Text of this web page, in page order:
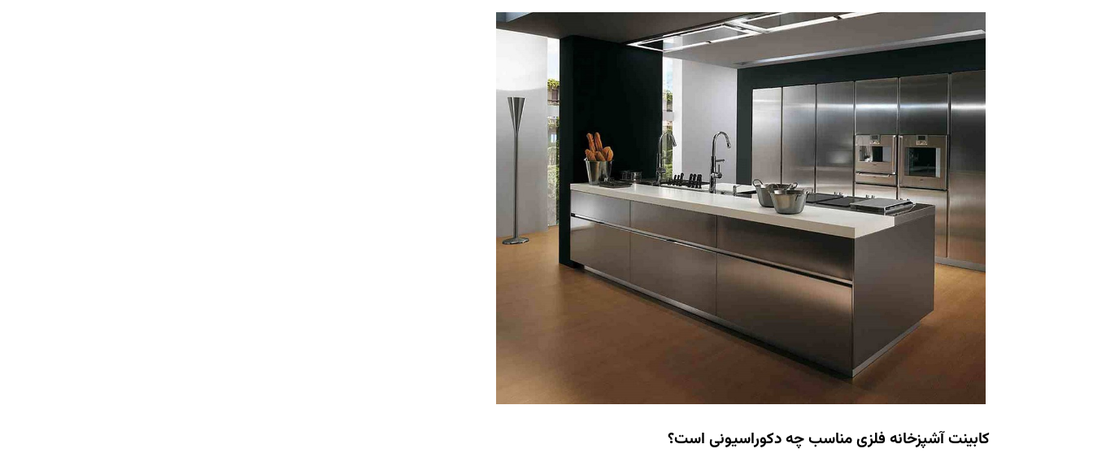
کابینت آشپزخانه فلزی مناسب چه دکوراسیونی است؟